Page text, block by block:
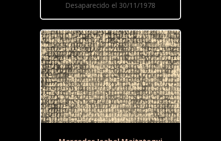
Desaparecido el 30/11/1978